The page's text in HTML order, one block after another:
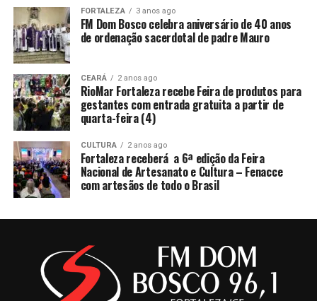
FORTALEZA 3 anos ago
FM Dom Bosco celebra aniversário de 40 anos
de ordenação sacerdotal de padre Mauro
CEARÁ 2 anos ago
RioMar Fortaleza recebe Feira de produtos para
gestantes com entrada gratuita a partir de
quarta-feira (4)
CULTURA 2 anos ago
Fortaleza receberá a 6ª edição da Feira
Nacional de Artesanato e Cultura – Fenacce
com artesãos de todo o Brasil